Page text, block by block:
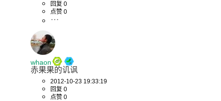
回复 0
点赞 0
whaon
赤果果的讥讽
2012-10-23 19:33:19
回复 0
点赞 0